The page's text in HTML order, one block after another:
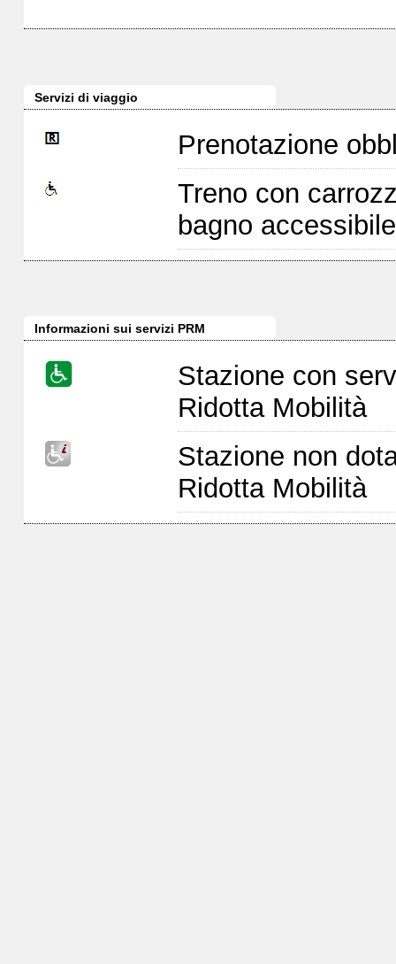
Servizi di viaggio
Prenotazione
Treno con
bagno
Informazioni sui servizi PRM
Stazione con
Ridotta Mobilità
Stazione non
Ridotta Mobilità